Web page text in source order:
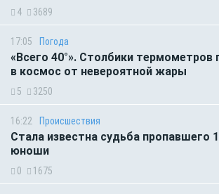
4 3689
17:05 Погода
«Всего 40°». Столбики термометров
в космос от невероятной жары
5 3250
16:22 Происшествия
Стала известна судьба пропавшего
юноши
0 1675